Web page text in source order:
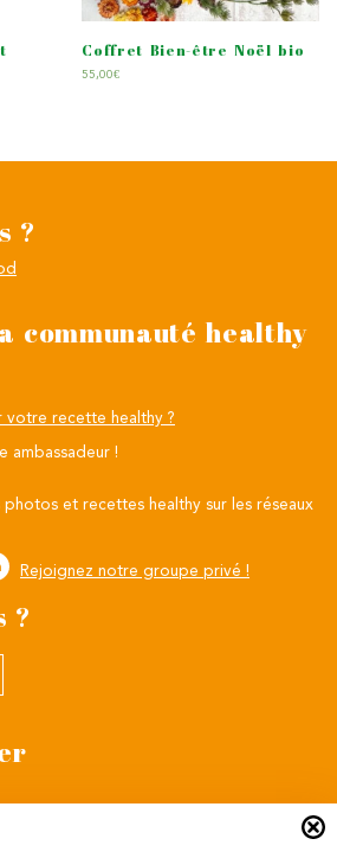
Coffret Bien-être Noël bio
55,00€
?
communauté healthy
votre recette healthy ?
ambassadeur !
et recettes healthy sur les réseaux
Rejoignez notre groupe privé !
?